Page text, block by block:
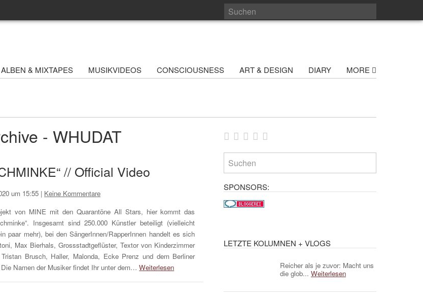
ALBEN & MIXTAPES MUSIKVIDEOS CONSCIOUSNESS ART & DESIGN DIARY MORE
- WHUDAT
// Official Video
um 15:55 | Keine Kommentare
von MINE mit den Quarantöne All Stars, hier kommt das
Insgesamt sind 250.000 Künstler beteiligt (vielleicht
paar mehr), bei den SängerInnen/RapperInnen handelt es sich
Max Bierhals, Grossstadtgeflüster, Textor von Kinderzimmer
Brusch, Haller, Malonda, Ecke Prenz und dem Berliner
Die Namen der Musiker findet Ihr unter dem…Weiterlesen
SPONSORS:
LETZTE KOLUMNEN + VLOGS
Reicher als je zuvor: Macht uns
die glob... Weiterlesen